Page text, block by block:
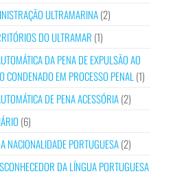
ULTRAMARINA(2)
DO ULTRAMAR (1)
DA PENA DE EXPULSÃO AO
CONDENADO EM PROCESSO PENAL (1)
DE PENA ACESSÓRIA(2)
(6)
NACIONALIDADE PORTUGUESA(2)
DA LÍNGUA PORTUGUESA